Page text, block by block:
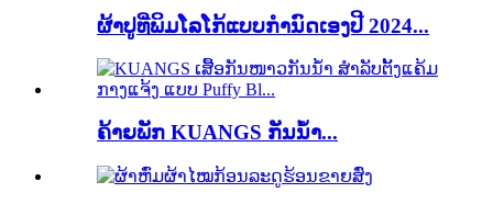
ຜ້າປູທີ່ພິມໂລໂກ້ແບບກຳນົດເອງປີ 2024...
ຄ້າຍພັກ KUANGS ກັນນ້ຳ...